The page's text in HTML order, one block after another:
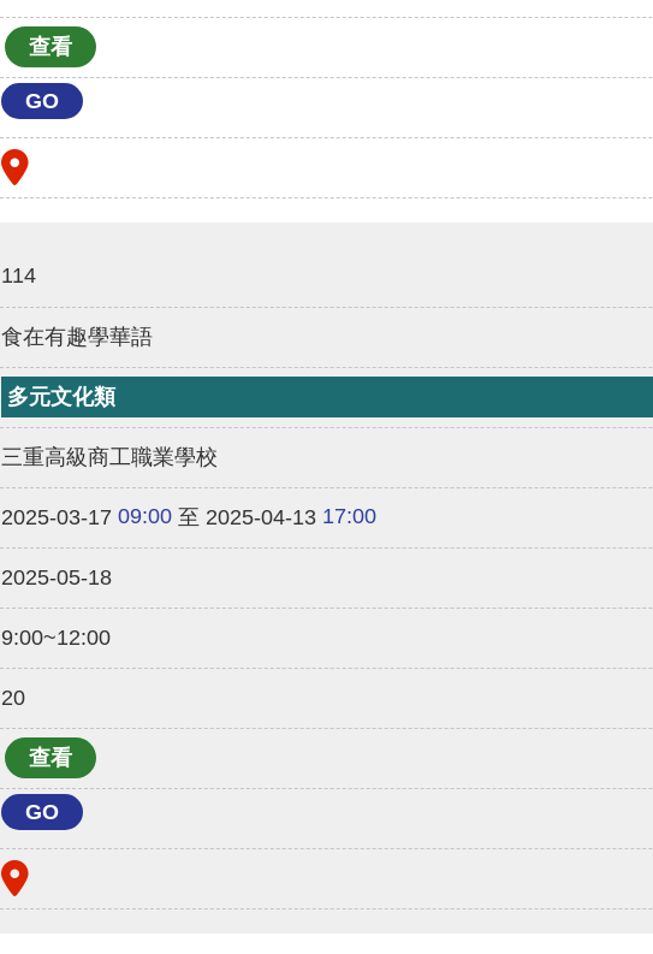
GO
114
食在有趣學華語
多元文化類
三重高級商工職業學校
2025-03-17 09:00至 2025-04-1317:00
2025-05-18
9:00~12:00
20
GO